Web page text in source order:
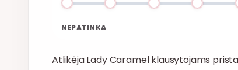
NEPATINKA
Atlikėja Lady Caramel klausytojams